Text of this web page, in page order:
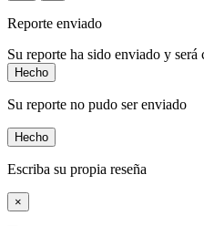
Reporte enviado
Su reporte ha sido enviado y
Hecho
Su reporte no pudo ser enviado
Hecho
Escriba su propia reseña
×